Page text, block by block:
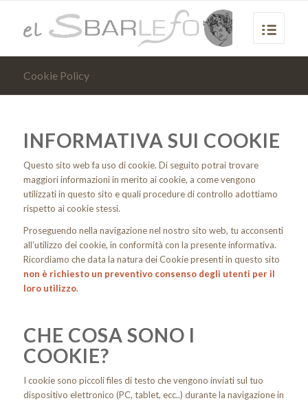
Cookie Policy
INFORMATIVA SUI COOKIE
Questo sito web fa uso di cookie. Di seguito potrai trovare
maggiori informazioni in merito ai cookie, a come vengono
utilizzati in questo sito e quali procedure di controllo adottiamo
rispetto ai cookie stessi.
Proseguendo nella navigazione nel nostro sito web, tu acconsenti
all’utilizzo dei cookie, in conformità con la presente informativa.
Ricordiamo che data la natura dei Cookie presenti in questo sito
non è richiesto un preventivo consenso degli utenti per il
loro utilizzo.
CHE COSA SONO I
COOKIE?
I cookie sono piccoli files di testo che vengono inviati sul tuo
dispositivo elettronico (PC, tablet, ecc..) durante la navigazione in